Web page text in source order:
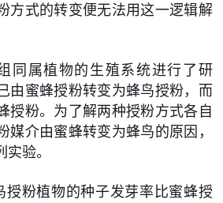
方式的转变便无法用这一逻辑解
同属植物的生殖系统进行了研
由蜜蜂授粉转变为蜂鸟授粉，而
授粉。为了解两种授粉方式各自
媒介由蜜蜂转变为蜂鸟的原因，
验。
授粉植物的种子发芽率比蜜蜂授